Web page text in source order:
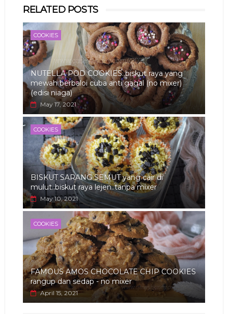
RELATED POSTS
COOKIES
NUTELLA POD COOKIES..biskut raya yang
mewah berbaloi cuba anti gagal (no mixer)
(edisi niaga)
May 17, 2021
COOKIES
BISKUT SARANG SEMUT yang cair di
mulut..biskut raya lejen..tanpa mixer
May 10, 2021
COOKIES
FAMOUS AMOS CHOCOLATE CHIP COOKIES
rangup dan sedap - no mixer
April 15, 2021